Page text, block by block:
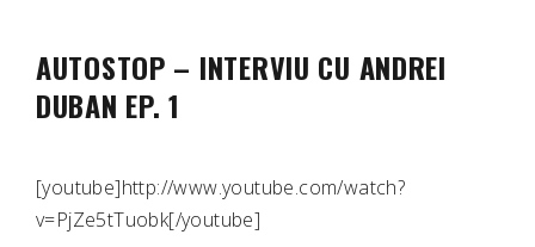
AUTOSTOP – INTERVIU CU ANDREI
DUBAN EP. 1
[youtube]http://www.youtube.com/watch?
v=PjZe5tTuobk[/youtube]